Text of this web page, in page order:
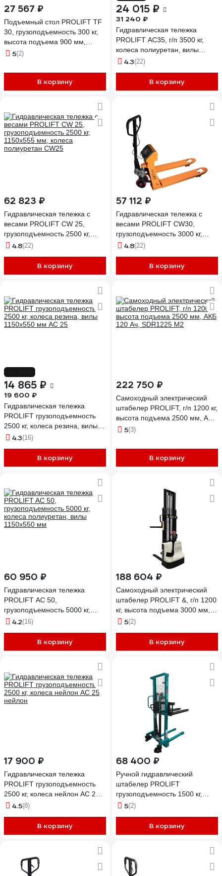
27 567 ₽
Подъемный стол PROLIFT TF
30, грузоподъемность 300 кг,
высота подъема 900 мм,
размер платформы 820x500
5(2)
В корзину
24 015 ₽
31 240 ₽
Гидравлическая тележка
PROLIFT AC35, г/п 3500 кг,
колеса полиуретан, вилы
1150x550 мм AC35-1150x550-
4.3(22)
В корзину
62 823 ₽
Гидравлическая тележка с
весами PROLIFT CW 25,
грузоподъемность 2500 кг,
1150х555 мм, колеса
4.8(22)
В корзину
57 112 ₽
Гидравлическая тележка с
весами PROLIFT CW30,
грузоподъемность 3000 кг,
1150х555 мм, колеса
4.8(22)
В корзину
14 865 ₽
19 600 ₽
Гидравлическая тележка
PROLIFT грузоподъемность
2500 кг, колеса резина, вилы
1150x550 мм AC 25
4.3(16)
В корзину
222 750 ₽
Самоходный электрический
штабелер PROLIFT, г/п 1200 кг,
высота подъема 2500 мм, АКБ
120 Ач, SDR1225 M2
5(3)
В корзину
60 950 ₽
Гидравлическая тележка
PROLIFT AC 50,
грузоподъемность 5000 кг,
колеса полиуретан, вилы
4.2(16)
В корзину
188 604 ₽
Самоходный электрический
штабелер PROLIFT &, г/п 1200
кг, высота подъема 3000 мм,
АКБ 85 Ач, SDR1230S M2
5(2)
В корзину
17 900 ₽
Гидравлическая тележка
PROLIFT грузоподъемность
2500 кг, колеса нейлон AC 25
нейлон
4.5(8)
В корзину
68 400 ₽
Ручной гидравлический
штабелер PROLIFT
грузоподъемность 1500 кг,
высота подъема 1600 мм TRV
5(2)
В корзину